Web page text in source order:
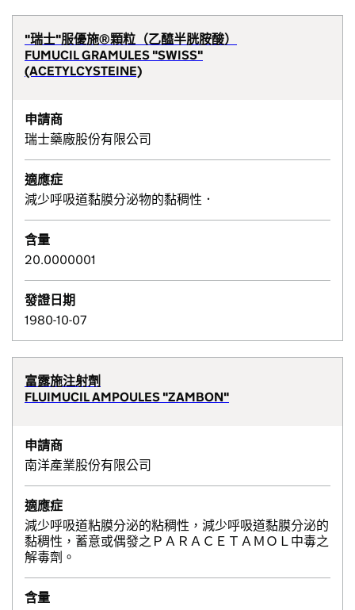
"瑞士"服優施®顆粒（乙醯半胱胺酸）
FUMUCIL GRAMULES "SWISS"
(ACETYLCYSTEINE)
申請商
瑞士藥廠股份有限公司
適應症
減少呼吸道黏膜分泌物的黏稠性．
含量
20.0000001
發證日期
1980-10-07
富露施注射劑
FLUIMUCIL AMPOULES "ZAMBON"
申請商
南洋產業股份有限公司
適應症
減少呼吸道粘膜分泌的粘稠性，減少呼吸道黏膜分泌的
黏稠性，蓄意或偶發之ＰＡＲＡＣＥＴＡＭＯＬ中毒之
解毒劑。
含量